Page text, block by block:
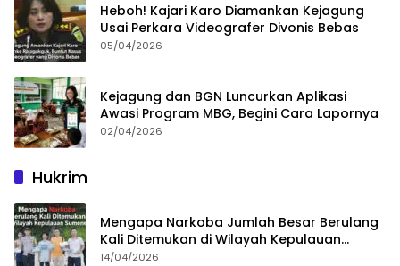
Heboh! Kajari Karo Diamankan Kejagung
Usai Perkara Videografer Divonis Bebas
05/04/2026
Kejagung dan BGN Luncurkan Aplikasi
Awasi Program MBG, Begini Cara Lapornya
02/04/2026
Hukrim
Mengapa Narkoba Jumlah Besar Berulang
Kali Ditemukan di Wilayah Kepulauan
Sumenep?
14/04/2026